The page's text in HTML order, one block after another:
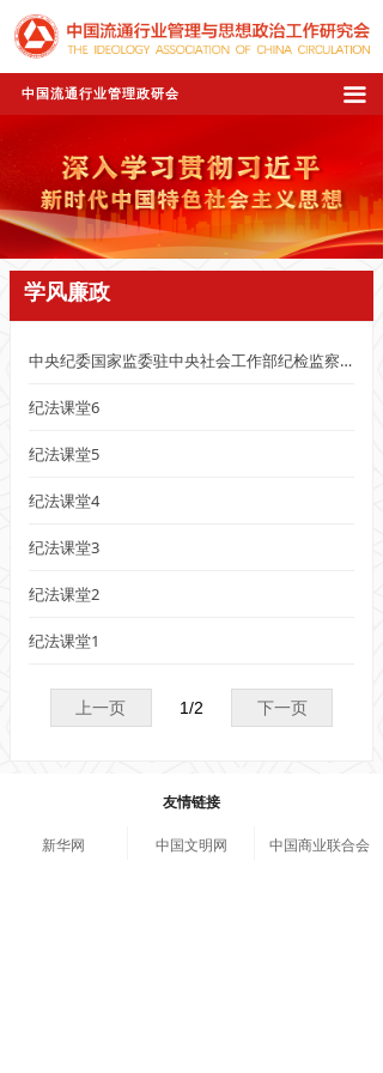
끀
中国流通行业管理政研会
中央纪委国家监委驻中央社会工作部纪检监察组、全国性行业协会商会党委举办全国性行业协会商会党纪学习教育专题辅导报告会
纪法课堂6
纪法课堂5
纪法课堂4
纪法课堂3
纪法课堂2
纪法课堂1
上一页 下一页
1/2
学风廉政
友情链接
新华网 中国文明网 中国商业联合会